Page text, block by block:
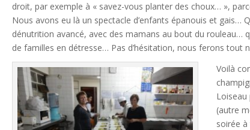
droit, par exemple à « savez-vous planter des choux… »,
Nous avons eu là un spectacle d’enfants épanouis et gais…
dénutrition avancé, avec des mamans au bout du rouleau…
de familles en détresse… Pas d’hésitation, nous ferons tout
Voilà
Loiseau
(autre
soirée